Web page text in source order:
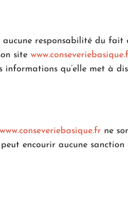
responsabilité du fait
site
qu’elle met à
www.conseveriebasique.fr ne
peut encourir aucune